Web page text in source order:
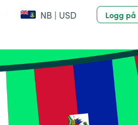
NB | USD Logg på